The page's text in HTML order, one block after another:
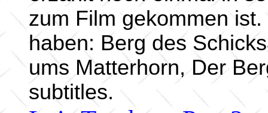
zum Film gekommen
haben: Berg des
ums Matterhorn, Der
subtitles.